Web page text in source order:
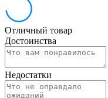
Отличный товар
Достоинства
Недостатки